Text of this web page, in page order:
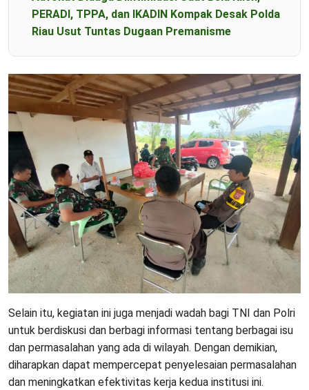
PERADI, TPPA, dan IKADIN Kompak Desak Polda
Riau Usut Tuntas Dugaan Premanisme
Selain itu, kegiatan ini juga menjadi wadah bagi TNI dan Polri
untuk berdiskusi dan berbagi informasi tentang berbagai isu
dan permasalahan yang ada di wilayah. Dengan demikian,
diharapkan dapat mempercepat penyelesaian permasalahan
dan meningkatkan efektivitas kerja kedua institusi ini.